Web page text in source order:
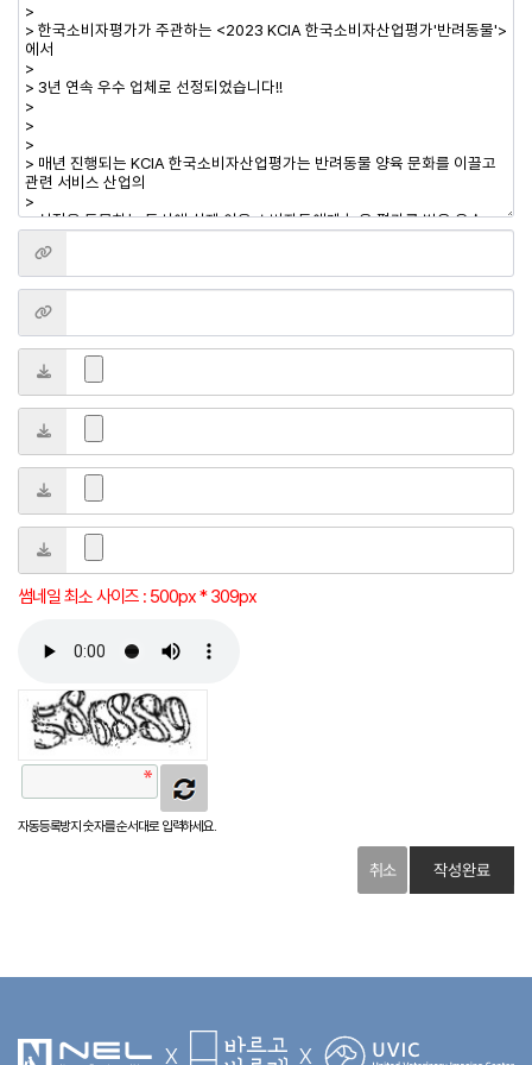
썸네일 최소 사이즈 : 500px * 309px
자동등록방지 숫자를 순서대로 입력하세요.
취소
X X